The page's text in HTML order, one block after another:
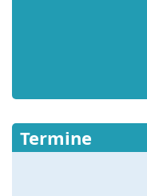
Termine